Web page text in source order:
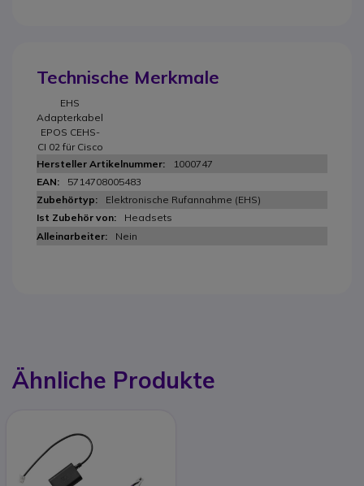
Technische Merkmale
EHS
Adapterkabel
EPOS CEHS-
CI 02 für Cisco
1000747
5714708005483
Elektronische Rufannahme (EHS)
Headsets
Nein
Ähnliche Produkte